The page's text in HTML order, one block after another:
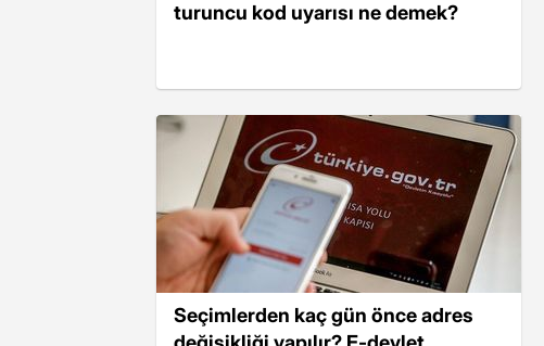
turuncu kod uyarısı ne demek?
Seçimlerden kaç gün önce adres